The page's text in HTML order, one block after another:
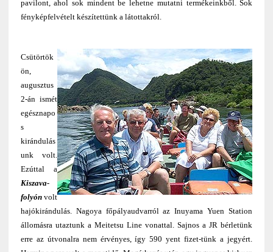
pavilont, ahol sok mindent be lehetne mutatni termékeinkből. Sok
fényképfelvételt készítettünk a látottakról.
Csütörtök
ön,
augusztus
2-án ismét
egésznapo
s
kirándulás
unk volt.
Ezúttal a
Kiszava-
folyónvolt
hajókirándulás. Nagoya főpályaudvarról az Inuyama Yuen Station
állomásra utaztunk a Meitetsu Line vonattal. Sajnos a JR bérletünk
erre az útvonalra nem érvényes, így 590 yent fizet-tünk a jegyért.